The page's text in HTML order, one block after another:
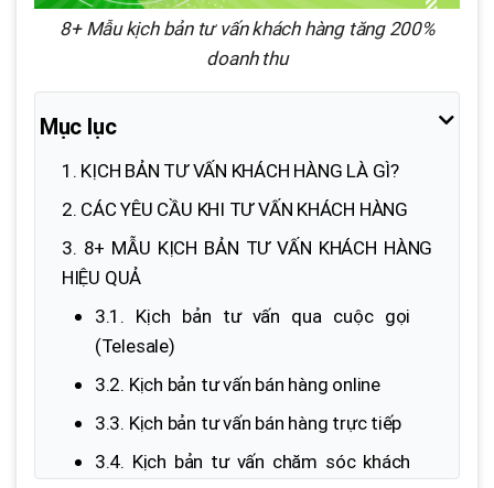
8+ Mẫu kịch bản tư vấn khách hàng tăng 200%
doanh thu
Mục lục
1. KỊCH BẢN TƯ VẤN KHÁCH HÀNG LÀ GÌ?
2. CÁC YÊU CẦU KHI TƯ VẤN KHÁCH HÀNG
3. 8+ MẪU KỊCH BẢN TƯ VẤN KHÁCH HÀNG
HIỆU QUẢ
3.1. Kịch bản tư vấn qua cuộc gọi
(Telesale)
3.2. Kịch bản tư vấn bán hàng online
3.3. Kịch bản tư vấn bán hàng trực tiếp
3.4. Kịch bản tư vấn chăm sóc khách